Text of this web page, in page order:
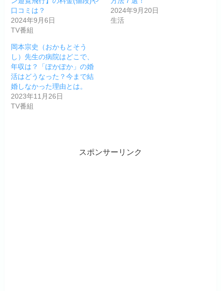
口コミは？
2024年9月6日
TV番組
2024年9月20日
生活
岡本宗史（おかもとそう
し）先生の病院はどこで、
年収は？「ぽかぽか」の婚
活はどうなった？今まで結
婚しなかった理由とは。
2023年11月26日
TV番組
スポンサーリンク